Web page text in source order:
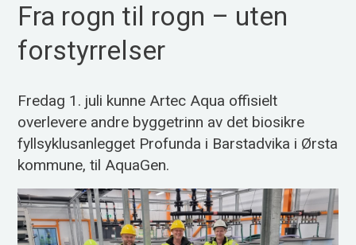
Fra rogn til rogn – uten
forstyrrelser
Fredag 1. juli kunne Artec Aqua offisielt
overlevere andre byggetrinn av det biosikre
fyllsyklusanlegget Profunda i Barstadvika i Ørsta
kommune, til AquaGen.